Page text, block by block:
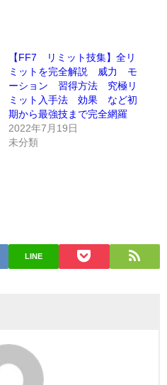
【FF7 リミット技集】全リ
ミットを完全解説 威力 モ
ーション 習得方法 究極リ
ミット入手法 効果 など初
期から最強技まで完全網羅
2022年7月19日
未分類
LINE